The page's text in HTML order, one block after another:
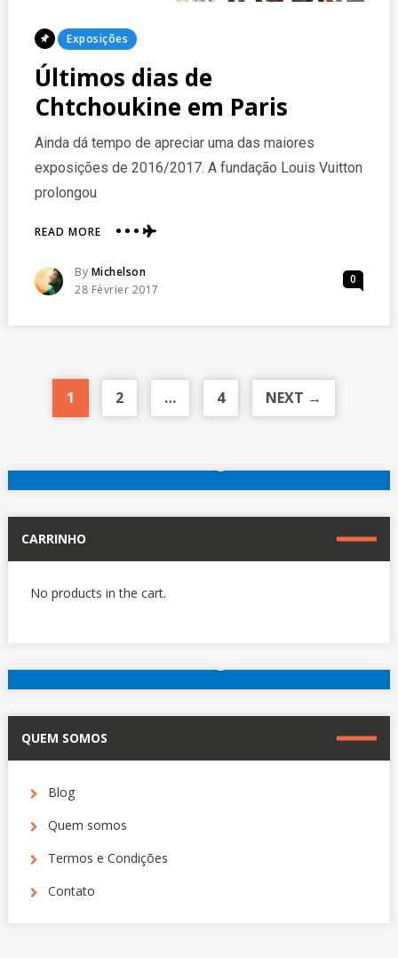
Posted
Exposições
Últimos dias de
Chtchoukine em Paris
Ainda dá tempo de apreciar uma das maiores
exposições de 2016/2017. A fundação Louis Vuitton
prolongou
READ MOREABOUT
DIAS
DE
Posted
By Michelson
Posted
28 Février 2017
0
1 2 … 4 NEXT →
Outros hotéis em Paris
CARRINHO
No products in the cart.
Outros hotéis em Paris
QUEM SOMOS
Blog
Quem somos
Termos e Condições
Contato